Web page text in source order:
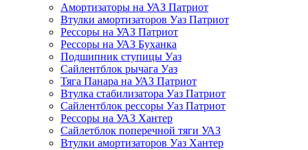
Амортизаторы на УАЗ Патриот
Втулки амортизаторов Уаз Патриот
Рессоры на УАЗ Патриот
Рессоры на УАЗ Буханка
Подшипник ступицы Уаз
Сайлентблок рычага Уаз
Тяга Панара на УАЗ Патриот
Втулка стабилизатора Уаз Патриот
Сайлентблок рессоры Уаз Патриот
Рессоры на УАЗ Хантер
Сайлетблок поперечной тяги УАЗ
Втулки амортизаторов Уаз Хантер